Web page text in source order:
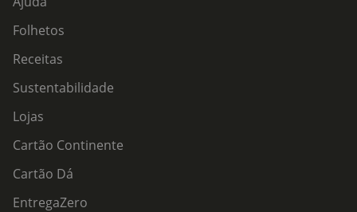
Folhetos
Receitas
Sustentabilidade
Lojas
Cartão Continente
Cartão Dá
EntregaZero